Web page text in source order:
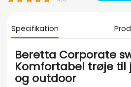
Specifikation
Beretta Corporate
Komfortabel trøje til
og outdoor